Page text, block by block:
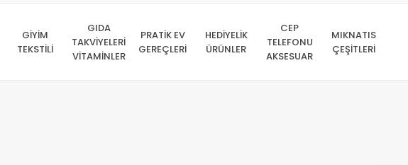
GİYİM
TEKSTİLİ
GIDA
TAKVİYELERİ
VİTAMİNLER
PRATİK EV
GEREÇLERİ
HEDİYELİK
ÜRÜNLER
CEP
TELEFONU
AKSESUAR
MIKNATIS
ÇEŞİTLERİ